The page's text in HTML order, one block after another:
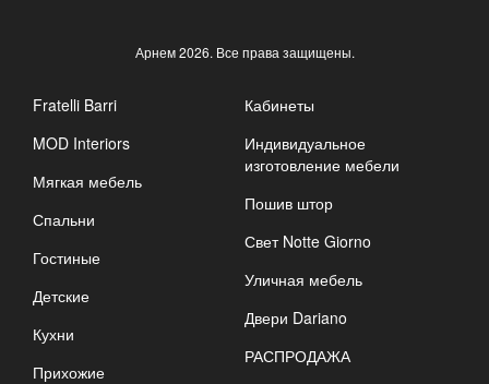
Арнем2026. Все права защищены.
Fratelli Barri
MOD Interiors
Мягкая мебель
Спальни
Гостиные
Детские
Кухни
Прихожие
Кабинеты
Индивидуальное
изготовление мебели
Пошив штор
Свет Notte Giorno
Уличная мебель
Двери Dariano
РАСПРОДАЖА